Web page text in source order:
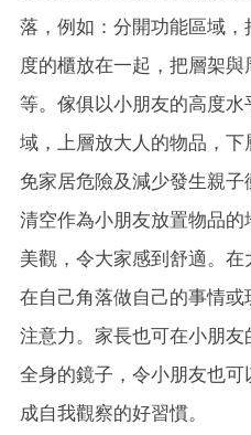
落，例如：分開功能區域
度的櫃放在一起，把層架
等。傢俱以小朋友的高度
域，上層放大人的物品，
免家居危險及減少發生親
清空作為小朋友放置物品
美觀，令大家感到舒適。
在自己角落做自己的事情
注意力。家長也可在小朋
全身的鏡子，令小朋友也
成自我觀察的好習慣。